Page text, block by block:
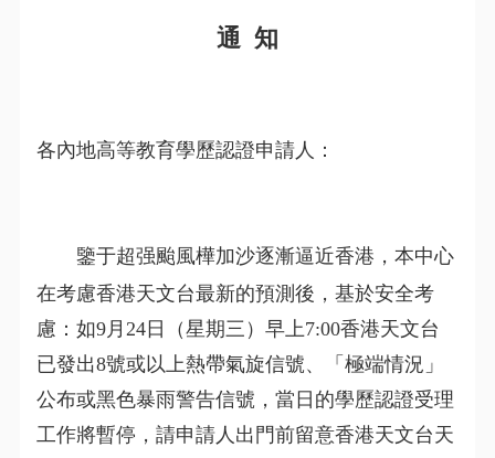
通 知
各內地高等教育學歷認證申請人：
鑒于超强颱風樺加沙逐漸逼近香港，本中心
在考慮香港天文台最新的預測後，基於安全考
慮：如9月 24日（星期三）早上7:00香港天文台
已發出8號或以上熱帶氣旋信號、「極端情況」
公布或黑色暴雨警告信號， 當日 的學歷認證受理
工作將暫停，請申請人 出門前留意香港天文台天